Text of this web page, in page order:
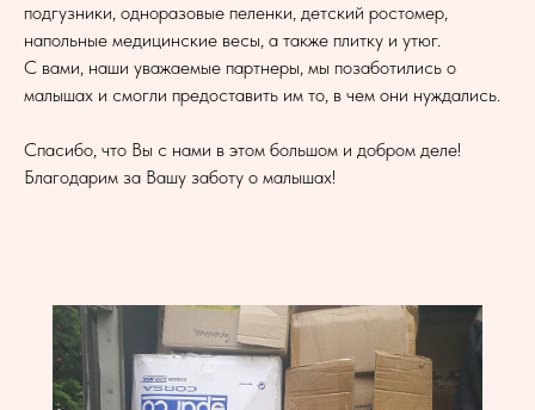
подгузники, одноразовые пеленки, детский ростомер,
напольные медицинские весы, а также плитку и утюг.
С вами, наши уважаемые партнеры, мы позаботились о
малышах и смогли предоставить им то, в чем они нуждались.
Спасибо, что Вы с нами в этом большом и добром деле!
Благодарим за Вашу заботу о малышах!